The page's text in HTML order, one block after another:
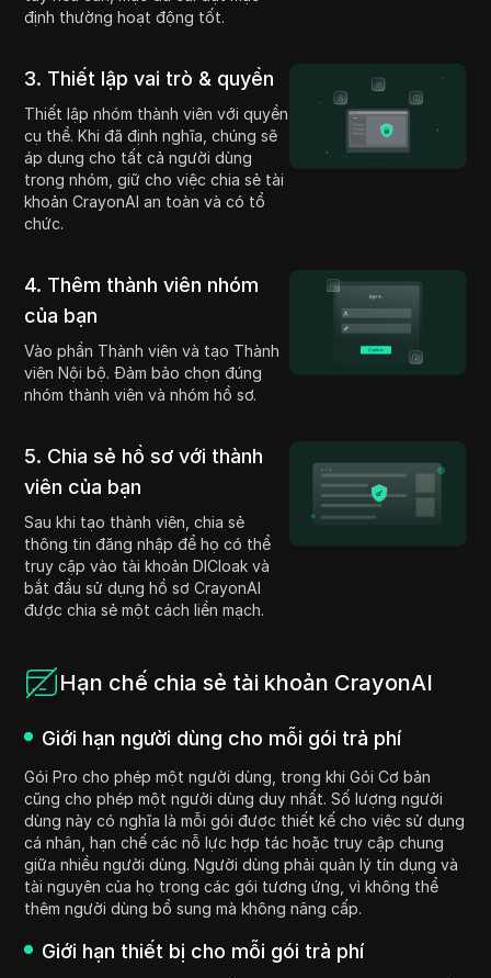
định thường hoạt động tốt.
3. Thiết lập vai trò & quyền
Thiết lập nhóm thành viên với quyền
cụ thể. Khi đã định nghĩa, chúng sẽ
áp dụng cho tất cả người dùng
trong nhóm, giữ cho việc chia sẻ tài
khoản CrayonAI an toàn và có tổ
chức.
4. Thêm thành viên nhóm
của bạn
Vào phần Thành viên và tạo Thành
viên Nội bộ. Đảm bảo chọn đúng
nhóm thành viên và nhóm hồ sơ.
5. Chia sẻ hồ sơ với thành
viên của bạn
Sau khi tạo thành viên, chia sẻ
thông tin đăng nhập để họ có thể
truy cập vào tài khoản DICloak và
bắt đầu sử dụng hồ sơ CrayonAI
được chia sẻ một cách liền mạch.
Hạn chế chia sẻ tài khoản CrayonAI
Giới hạn người dùng cho mỗi gói trả phí
Gói Pro cho phép một người dùng, trong khi Gói Cơ bản
cũng cho phép một người dùng duy nhất. Số lượng người
dùng này có nghĩa là mỗi gói được thiết kế cho việc sử dụng
cá nhân, hạn chế các nỗ lực hợp tác hoặc truy cập chung
giữa nhiều người dùng. Người dùng phải quản lý tín dụng và
tài nguyên của họ trong các gói tương ứng, vì không thể
thêm người dùng bổ sung mà không nâng cấp.
Giới hạn thiết bị cho mỗi gói trả phí